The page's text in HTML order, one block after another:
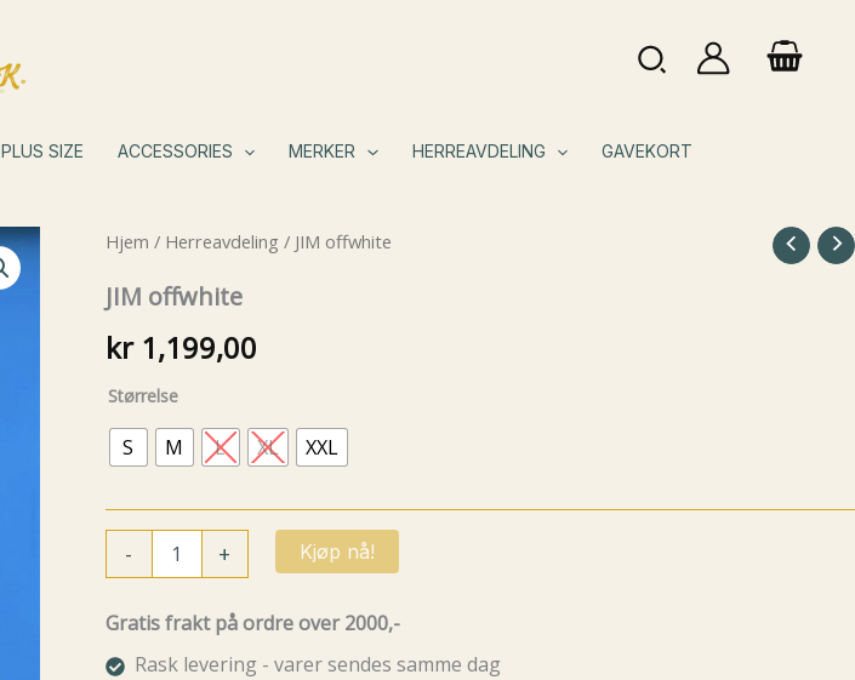
Søk
PLUS SIZE ACCESSORIES MERKER HERREAVDELING GAVEKORT
Hjem / Herreavdeling / JIM offwhite
JIM offwhite
kr1,199,00
Størrelse
S M L XL XXL
-
offwhite
+ Kjøp nå!
Gratis frakt på ordre over 2000,-
Rask levering - varer sendes samme dag